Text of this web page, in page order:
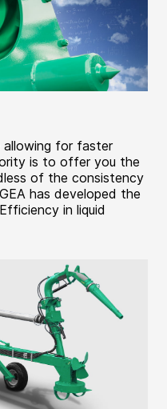
allowing for faster
is to offer you the
of the consistency
has developed the
in liquid